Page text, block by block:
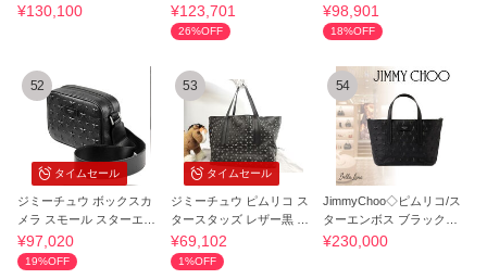
ニトート 2WAY
¥130,100 ¥123,701
26%OFF
ョルダーバッグ
¥98,901
18%OFF
タイムセール
52
ジミーチュウ ボックスカ
メラ スモール スターエン
ボス
¥97,020
19%OFF
タイムセール
53
ジミーチュウ ピムリコ ス
タースタッズ レザー黒 メ
ンズトート
¥69,102
1%OFF
54
JimmyChoo◇ピムリコ/ス
ターエンボス ブラックレ
ザー ミニトート
¥230,000